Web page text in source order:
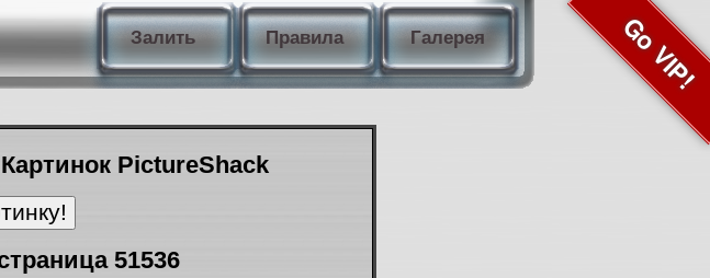
Залить Правила Галерея Go VIP!
PictureShack
51536